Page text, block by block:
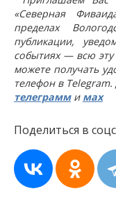
«Северная
пределах
публикации,
событиях — всю
можете получать
телефон в
телеграмми мах
Поделиться в